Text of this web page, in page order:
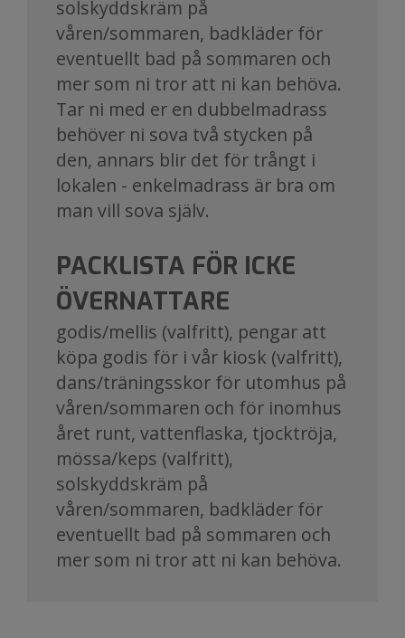
solskyddskräm på
våren/sommaren, badkläder för
eventuellt bad på sommaren och
mer som ni tror att ni kan behöva.
Tar ni med er en dubbelmadrass
behöver ni sova två stycken på
den, annars blir det för trångt i
lokalen - enkelmadrass är bra om
man vill sova själv.
PACKLISTA FÖR ICKE
ÖVERNATTARE
godis/mellis (valfritt), pengar att
köpa godis för i vår kiosk (valfritt),
dans/träningsskor för utomhus på
våren/sommaren och för inomhus
året runt, vattenflaska, tjocktröja,
mössa/keps (valfritt),
solskyddskräm på
våren/sommaren, badkläder för
eventuellt bad på sommaren och
mer som ni tror att ni kan behöva.​​​​​​​